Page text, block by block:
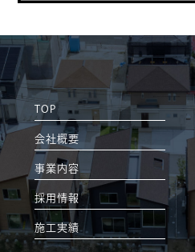
TOP
会社概要
事業内容
採用情報
施工実績